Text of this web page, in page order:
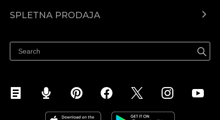
SPLETNA PRODAJA
Prodaja na Instagramu